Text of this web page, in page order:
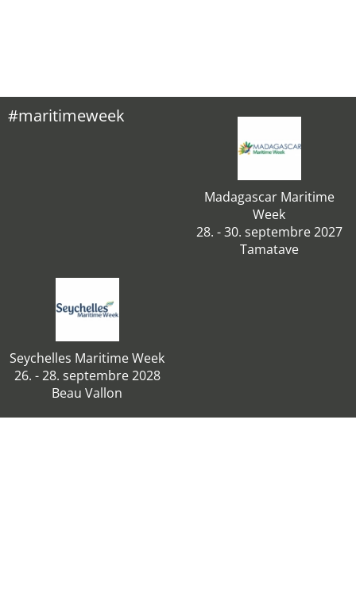
#maritimeweek
Madagascar Maritime
Week
28. - 30. septembre 2027
Tamatave
Seychelles Maritime Week
26. - 28. septembre 2028
Beau Vallon